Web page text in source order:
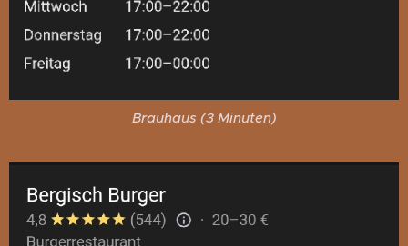
Brauhaus (3 Minuten)